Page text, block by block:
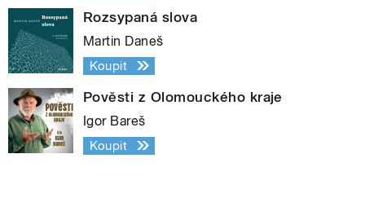
Rozsypaná slova
Martin Daneš
Koupit
Pověsti z Olomouckého kraje
Igor Bareš
Koupit